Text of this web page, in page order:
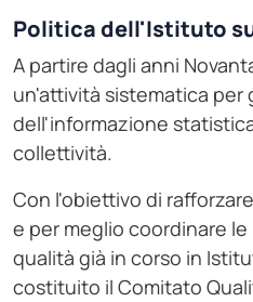
Politica dell'Istituto
A partire dagli anni
un'attività sistematica per
dell'informazione
collettività.
Con l'obiettivo di
e per meglio coordinare
qualità già in corso in
costituito il Comitato